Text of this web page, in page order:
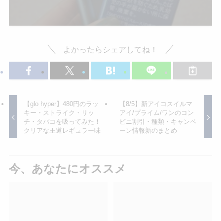
よかったらシェアしてね！
【glo hyper】480円のラッ
キー・ストライク・リッ
チ・タバコを吸ってみた！
クリアな王道レギュラー味
【8/5】新アイコスイルマ
アイ/プライム/ワンのコン
ビニ割引・種類・キャンペ
ーン情報新のまとめ
今、あなたにオススメ